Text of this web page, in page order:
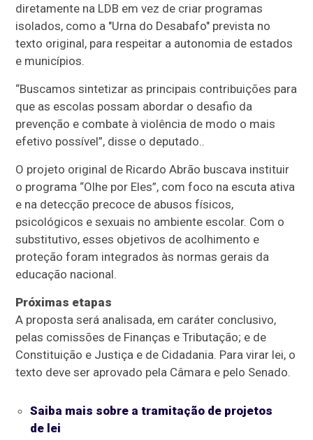
diretamente na LDB em vez de criar programas
isolados, como a "Urna do Desabafo" prevista no
texto original, para respeitar a autonomia de estados
e municípios.
“Buscamos sintetizar as principais contribuições para
que as escolas possam abordar o desafio da
prevenção e combate à violência de modo o mais
efetivo possível”, disse o deputado..
O projeto original de Ricardo Abrão buscava instituir
o programa “Olhe por Eles”, com foco na escuta ativa
e na detecção precoce de abusos físicos,
psicológicos e sexuais no ambiente escolar. Com o
substitutivo, esses objetivos de acolhimento e
proteção foram integrados às normas gerais da
educação nacional.
Próximas etapas
A proposta será analisada, em caráter conclusivo,
pelas comissões de Finanças e Tributação; e de
Constituição e Justiça e de Cidadania. Para virar lei, o
texto deve ser aprovado pela Câmara e pelo Senado.
Saiba mais sobre a tramitação de projetos
de lei